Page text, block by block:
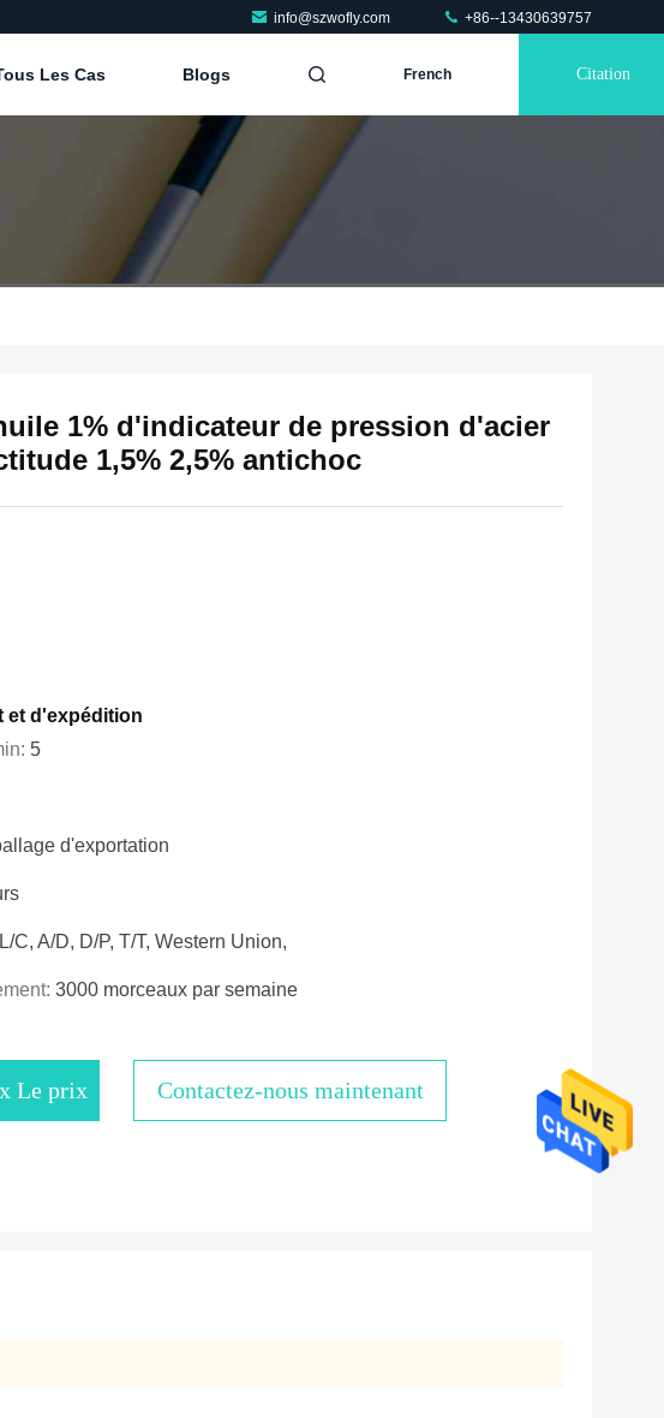
info@szwofly.com +86--13430639757
Les Cas Blogs French Citation
1% d'indicateur de pression d'acier
1,5% 2,5% antichoc
et d'expédition
5
d'exportation
L/C, A/D, D/P, T/T, Western Union,
3000 morceaux par semaine
Le prix Contactez-nous maintenant